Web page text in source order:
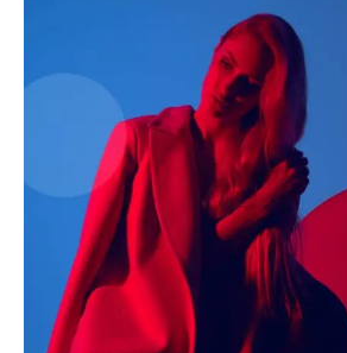
AIN NEWS 1
Contact Us
About Us
Privacy Policy
Terms of Use Agreement
Facebook
X WhatsApp
Share